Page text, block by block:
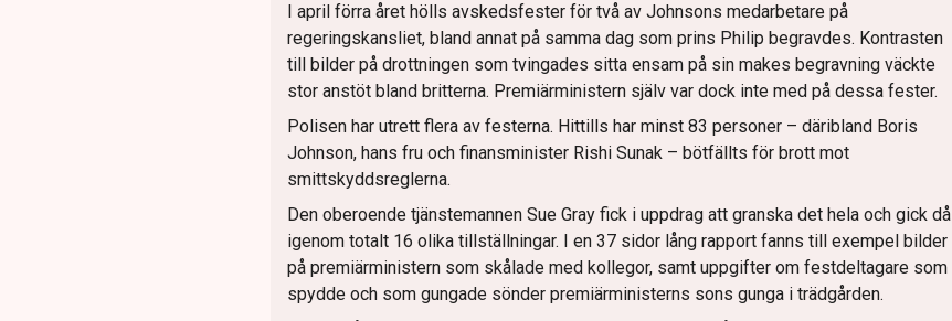
I april förra året hölls avskedsfester för två av Johnsons medarbetare på
regeringskansliet, bland annat på samma dag som prins Philip begravdes. Kontrasten
till bilder på drottningen som tvingades sitta ensam på sin makes begravning väckte
stor anstöt bland britterna. Premiärministern själv var dock inte med på dessa fester.
Polisen har utrett flera av festerna. Hittills har minst 83 personer – däribland Boris
Johnson, hans fru och finansminister Rishi Sunak – bötfällts för brott mot
smittskyddsreglerna.
Den oberoende tjänstemannen Sue Gray fick i uppdrag att granska det hela och gick då
igenom totalt 16 olika tillställningar. I en 37 sidor lång rapport fanns till exempel bilder
på premiärministern som skålade med kollegor, samt uppgifter om festdeltagare som
spydde och som gungade sönder premiärministerns sons gunga i trädgården.